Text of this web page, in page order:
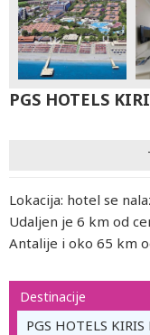
PGS HOTELS
Lokacija: hotel se
Udaljen je 6 km od
Antalije i oko 65 km
Destinacije
PGS HOTELS